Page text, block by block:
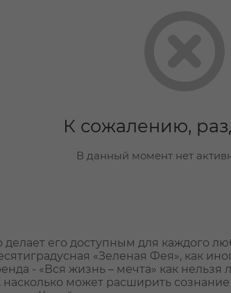
К сожалению,
В данный момент нет
делает его доступным для каждого
«Зеленая Фея», как
- «Вся жизнь – мечта» как
насколько может расширить